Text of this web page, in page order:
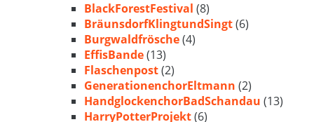
BlackForestFestival (8)
BräunsdorfKlingtundSingt(6)
Burgwaldfrösche(4)
EffisBande(13)
Flaschenpost(2)
GenerationenchorEltmann (2)
HandglockenchorBadSchandau (13)
HarryPotterProjekt(6)